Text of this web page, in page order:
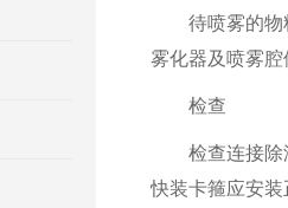
待喷雾的
雾化器及喷雾
检查
检查连接
快装卡箍应安